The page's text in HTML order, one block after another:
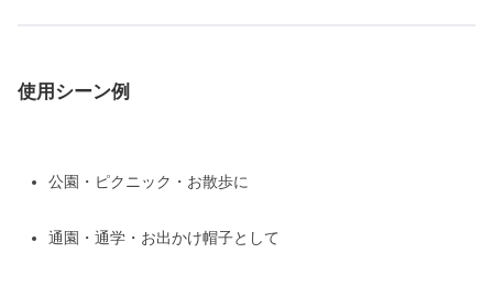
使用シーン例
公園・ピクニック・お散歩に
通園・通学・お出かけ帽子として